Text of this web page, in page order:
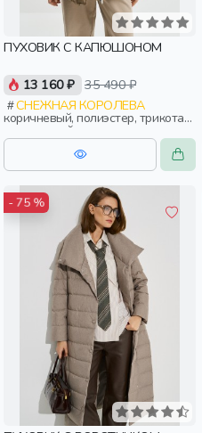
ПУХОВИК С КАПЮШОНОМ
13 160 ₽ 35 490 ₽
СНЕЖНАЯ КОРОЛЕВА
коричневый, полиэстер, трикотаж,
эластан, нейлон, зима, осень,
россия, капюшон, застежка,
утепленные, кнопки, прорези,
карман, воротник, объемные,
взрослые
- 75 %